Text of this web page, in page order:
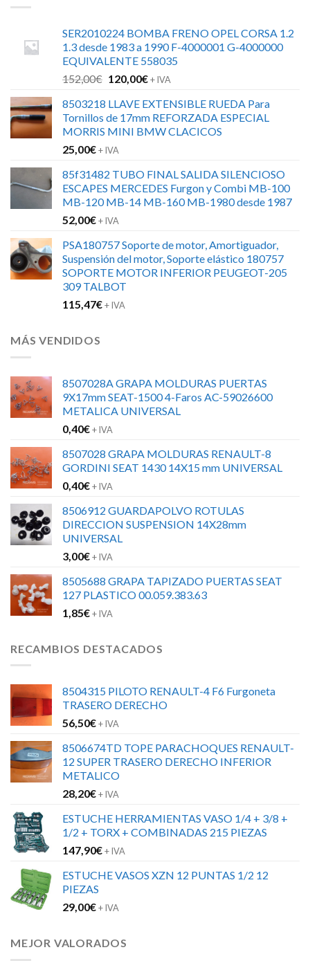
SER2010224 BOMBA FRENO OPEL CORSA 1.2
1.3 desde 1983 a 1990 F-4000001 G-4000000
EQUIVALENTE 558035
152,00€ El
original
era:
152,00€.
120,00€El
actual
es:
120,00€.
+ IVA
8503218 LLAVE EXTENSIBLE RUEDA Para
Tornillos de 17mm REFORZADA ESPECIAL
MORRIS MINI BMW CLACICOS
25,00€+ IVA
85f31482 TUBO FINAL SALIDA SILENCIOSO
ESCAPES MERCEDES Furgon y Combi MB-100
MB-120 MB-14 MB-160 MB-1980 desde 1987
52,00€+ IVA
PSA180757 Soporte de motor, Amortiguador,
Suspensión del motor, Soporte elástico 180757
SOPORTE MOTOR INFERIOR PEUGEOT-205
309 TALBOT
115,47€+ IVA
MÁS VENDIDOS
8507028A GRAPA MOLDURAS PUERTAS
9X17mm SEAT-1500 4-Faros AC-59026600
METALICA UNIVERSAL
0,40€+ IVA
8507028 GRAPA MOLDURAS RENAULT-8
GORDINI SEAT 1430 14X15 mm UNIVERSAL
0,40€+ IVA
8506912 GUARDAPOLVO ROTULAS
DIRECCION SUSPENSION 14X28mm
UNIVERSAL
3,00€+ IVA
8505688 GRAPA TAPIZADO PUERTAS SEAT
127 PLASTICO 00.059.383.63
1,85€+ IVA
RECAMBIOS DESTACADOS
8504315 PILOTO RENAULT-4 F6 Furgoneta
TRASERO DERECHO
56,50€+ IVA
8506674TD TOPE PARACHOQUES RENAULT-
12 SUPER TRASERO DERECHO INFERIOR
METALICO
28,20€+ IVA
ESTUCHE HERRAMIENTAS VASO 1/4 + 3/8 +
1/2 + TORX + COMBINADAS 215 PIEZAS
147,90€+ IVA
ESTUCHE VASOS XZN 12 PUNTAS 1/2 12
PIEZAS
29,00€+ IVA
MEJOR VALORADOS